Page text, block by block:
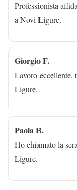
Professionista
a Novi Ligure.
Giorgio F.
Lavoro eccellente,
Ligure.
Paola B.
Ho chiamato la
Ligure.